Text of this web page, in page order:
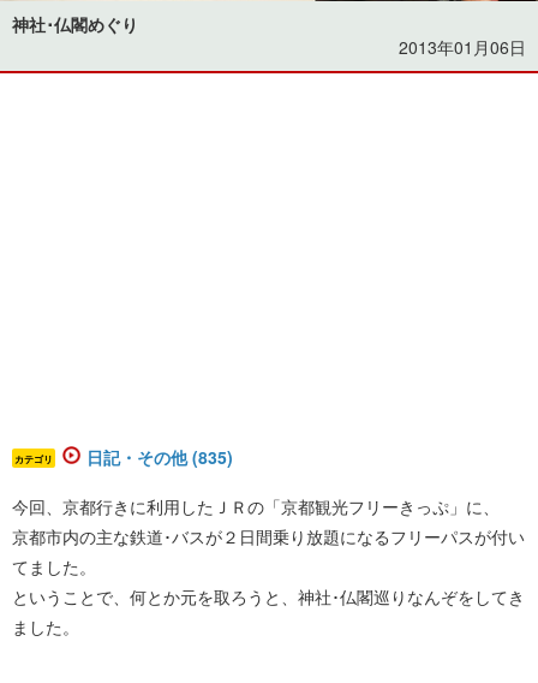
神社･仏閣めぐり
2013年01月06日
カテゴリ 日記・その他 (835)
今回、京都行きに利用したＪＲの「京都観光フリーきっぷ」に、
京都市内の主な鉄道･バスが２日間乗り放題になるフリーパスが付い
てました。
ということで、何とか元を取ろうと、神社･仏閣巡りなんぞをしてき
ました。